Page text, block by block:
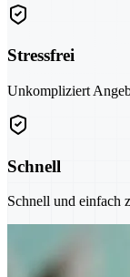
Stressfrei
Unkompliziert
Schnell
Schnell und einfach